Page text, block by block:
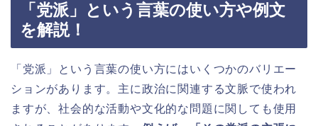
「党派」という言葉の使い方や例文
を解説！
「党派」という言葉の使い方にはいくつかのバリエー
ションがあります。主に政治に関連する文脈で使われ
ますが、社会的な活動や文化的な問題に関しても使用